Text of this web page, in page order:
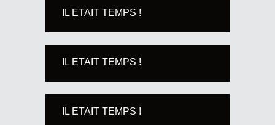
IL ETAIT TEMPS !
IL ETAIT TEMPS !
IL ETAIT TEMPS !